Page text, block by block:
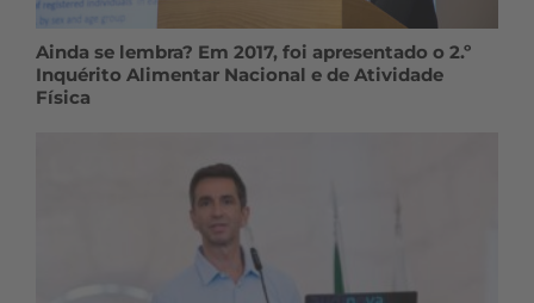
Ainda se lembra? Em 2017, foi apresentado o 2.º
Inquérito Alimentar Nacional e de Atividade
Física